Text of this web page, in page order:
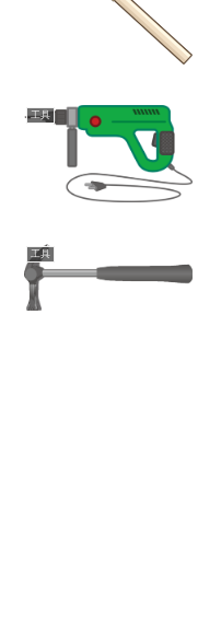
工具
工具